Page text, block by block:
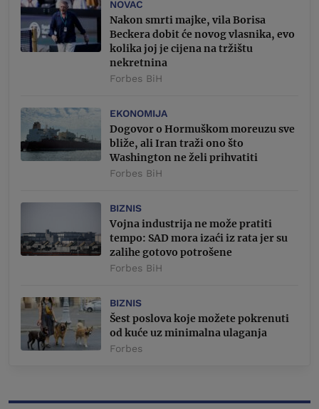
NOVAC
Nakon smrti majke, vila Borisa
Beckera dobit će novog vlasnika, evo
kolika joj je cijena na tržištu
nekretnina
Forbes BiH
EKONOMIJA
Dogovor o Hormuškom moreuzu sve
bliže, ali Iran traži ono što
Washington ne želi prihvatiti
Forbes BiH
BIZNIS
Vojna industrija ne može pratiti
tempo: SAD mora izaći iz rata jer su
zalihe gotovo potrošene
Forbes BiH
BIZNIS
Šest poslova koje možete pokrenuti
od kuće uz minimalna ulaganja
Forbes